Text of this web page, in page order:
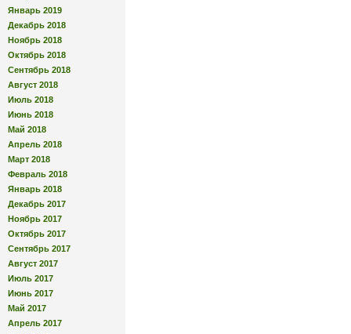
Январь 2019
Декабрь 2018
Ноябрь 2018
Октябрь 2018
Сентябрь 2018
Август 2018
Июль 2018
Июнь 2018
Май 2018
Апрель 2018
Март 2018
Февраль 2018
Январь 2018
Декабрь 2017
Ноябрь 2017
Октябрь 2017
Сентябрь 2017
Август 2017
Июль 2017
Июнь 2017
Май 2017
Апрель 2017